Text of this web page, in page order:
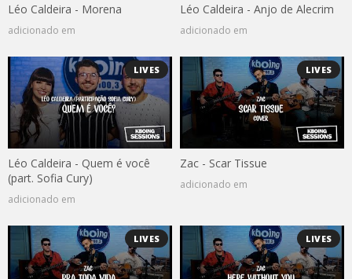
Léo Caldeira - Morena
adicionado em
Léo Caldeira - Anjo de Alecrim
adicionado em
LIVES
Léo Caldeira - Quem é você
(part. Sofia Cury)
adicionado em
LIVES
Zac - Scar Tissue
adicionado em
LIVES LIVES